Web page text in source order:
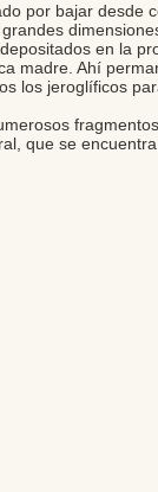
por bajar desde
en la
madre. Ahí
los jeroglíficos
que se